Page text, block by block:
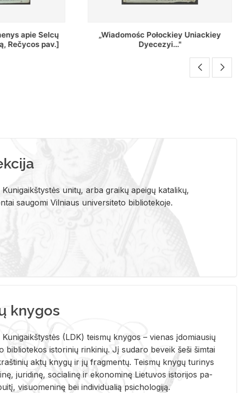
Uniackiey
Regestr Parochow Dekanatu
Brzeskiego
unitų, arba graikų apeigų katalikų,
saugomi Vilniaus universiteto bibliotekoje.
knygos
(LDK) teis­mų kny­gos – vie­nas įdo­miau­sių
bi­b­lio­te­kos is­to­ri­nių rin­ki­nių. Jį su­da­ro be­veik šeši šim­tai
aktų kny­gų ir jų frag­men­tų. Teis­mų kny­gų tu­ri­nys
ju­ri­di­nę, so­cia­li­nę ir eko­no­mi­nę Lie­tu­vos is­to­ri­jos pa­
vi­suo­me­ni­nę bei in­di­vi­dua­lią psi­cho­lo­gi­ją.